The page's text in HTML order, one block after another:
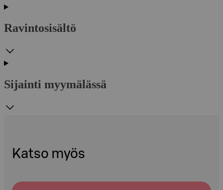
Ravintosisältö
Sijainti myymälässä
Katso myös